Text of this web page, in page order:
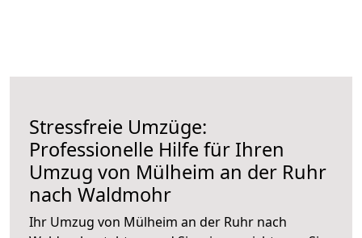
Stressfreie Umzüge:
Professionelle Hilfe für Ihren
Umzug von Mülheim an der Ruhr
nach Waldmohr
Ihr Umzug von Mülheim an der Ruhr nach